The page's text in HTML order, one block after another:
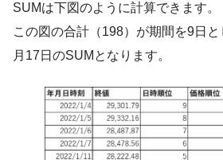
SUMは下図のように計算できます。
この図の合計（198）が期間を9日
月17日のSUMとなります。